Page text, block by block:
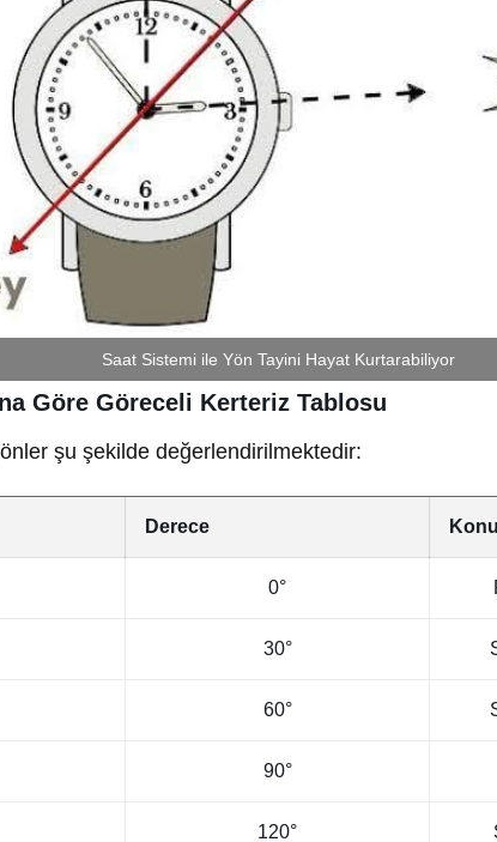
Saat Sistemi ile Yön Tayini Hayat Kurtarabiliyor
Göre Göreceli Kerteriz Tablosu
şu şekilde değerlendirilmektedir:
Derece
0°
30°
60°
90°
120°
Spor
Yalova FK’da Gözler
Yönetim ve Mali Süreçte